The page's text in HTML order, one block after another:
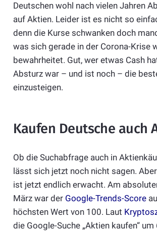
Deutschen wohl nach vielen Jahren
auf Aktien. Leider ist es nicht so
denn die Kurse schwanken doch
was sich gerade in der Corona-Krise
bewahrheitet. Gut, wer etwas Cash
Absturz war – und ist noch – die
einzusteigen.
Kaufen Deutsche auch
Ob die Suchabfrage auch in
lässt sich jetzt noch nicht sagen.
ist jetzt endlich erwacht. Am
März war der Google-Trends-Score
höchsten Wert von 100. Laut
die Google-Suche „Aktien kaufen“